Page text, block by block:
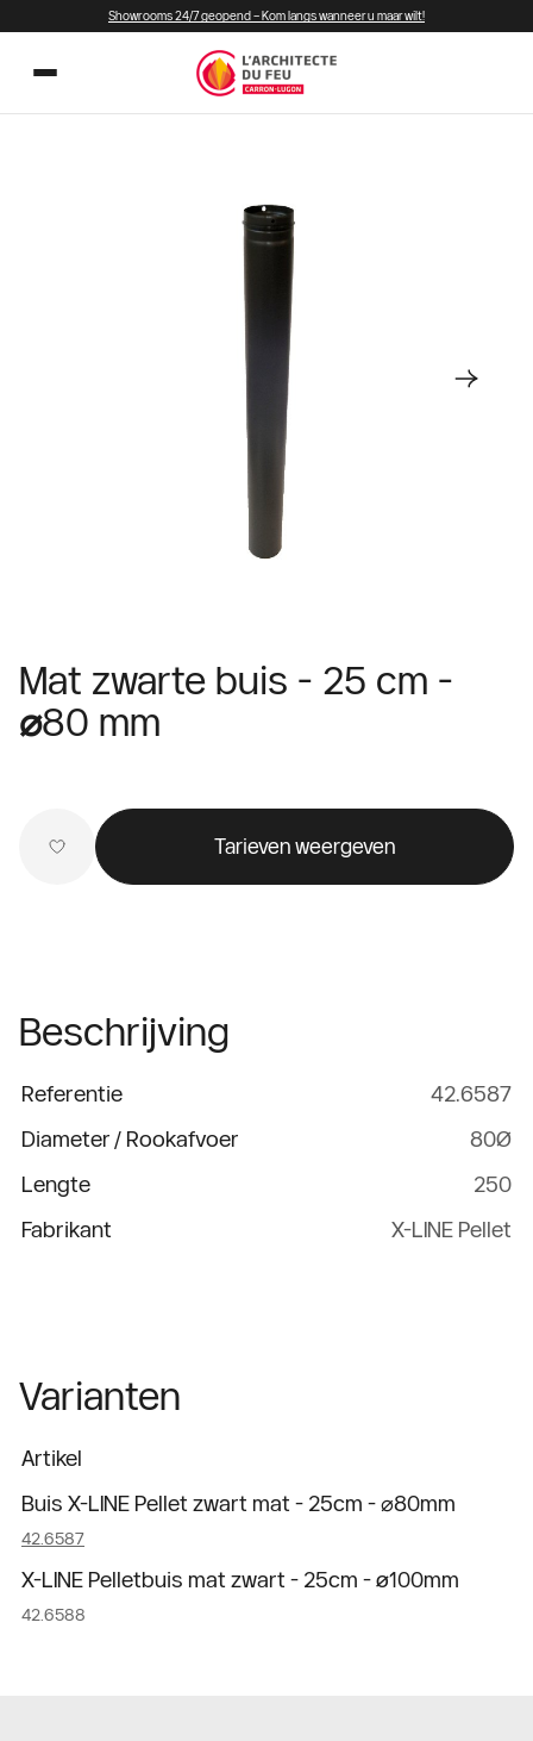
Showrooms 24/7 geopend – Kom langs wanneer u maar wilt!
Mat zwarte buis - 25 cm -
⌀80 mm
Tarieven weergeven
Beschrijving
Referentie
42.6587
Diameter / Rookafvoer
80Ø
Lengte
250
Fabrikant
X-LINE Pellet
Varianten
Artikel
Buis X-LINE Pellet zwart mat - 25cm - ⌀80mm
42.6587
X-LINE Pelletbuis mat zwart - 25cm - ø100mm
42.6588